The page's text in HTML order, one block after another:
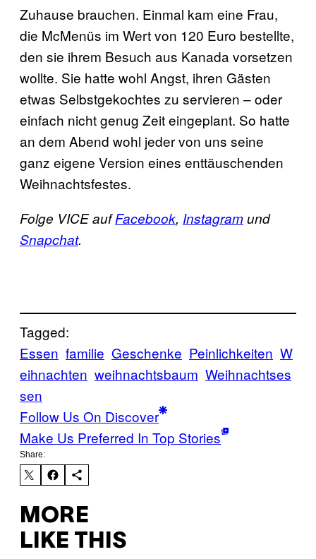
Zuhause brauchen. Einmal kam eine Frau,
die McMenüs im Wert von 120 Euro bestellte,
den sie ihrem Besuch aus Kanada vorsetzen
wollte. Sie hatte wohl Angst, ihren Gästen
etwas Selbstgekochtes zu servieren – oder
einfach nicht genug Zeit eingeplant. So hatte
an dem Abend wohl jeder von uns seine
ganz eigene Version eines enttäuschenden
Weihnachtsfestes.
Folge VICE aufFacebook, Instagramund
Snapchat.
Tagged:
Essen familie Geschenke Peinlichkeiten W
eihnachten weihnachtsbaum Weihnachtses
sen
Follow Us On Discover
Make Us Preferred In Top Stories
Share:
MORE
LIKE THIS